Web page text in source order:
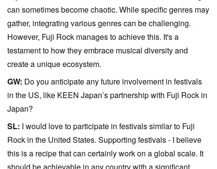
can sometimes become chaotic. While specific genres may
gather, integrating various genres can be challenging.
However, Fuji Rock manages to achieve this. It's a
testament to how they embrace musical diversity and
create a unique ecosystem.
GW: Do you anticipate any future involvement in festivals
in the US, like KEEN Japan’s partnership with Fuji Rock in
Japan?
SL: I would love to participate in festivals similar to Fuji
Rock in the United States. Supporting festivals - I believe
this is a recipe that can certainly work on a global scale. It